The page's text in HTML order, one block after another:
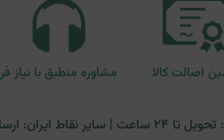
اصالت کالا مشاوره منطبق با نیاز
ارسال سریع به پست